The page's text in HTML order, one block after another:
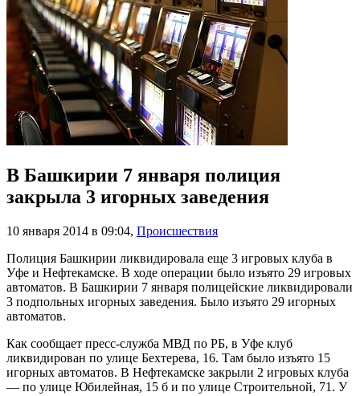
В Башкирии 7 января полиция
закрыла 3 игорных заведения
10 января 2014 в 09:04, Происшествия
Полиция Башкирии ликвидировала еще 3 игровых клуба в
Уфе и Нефтекамске. В ходе операции было изъято 29 игровых
автоматов. В Башкирии 7 января полицейские ликвидировали
3 подпольных игорных заведения. Было изъято 29 игорных
автоматов.
Как сообщает пресс-служба МВД по РБ, в Уфе клуб
ликвидирован по улице Бехтерева, 16. Там было изъято 15
игорных автоматов. В Нефтекамске закрыли 2 игровых клуба
— по улице Юбилейная, 15 б и по улице Строительной, 71. У